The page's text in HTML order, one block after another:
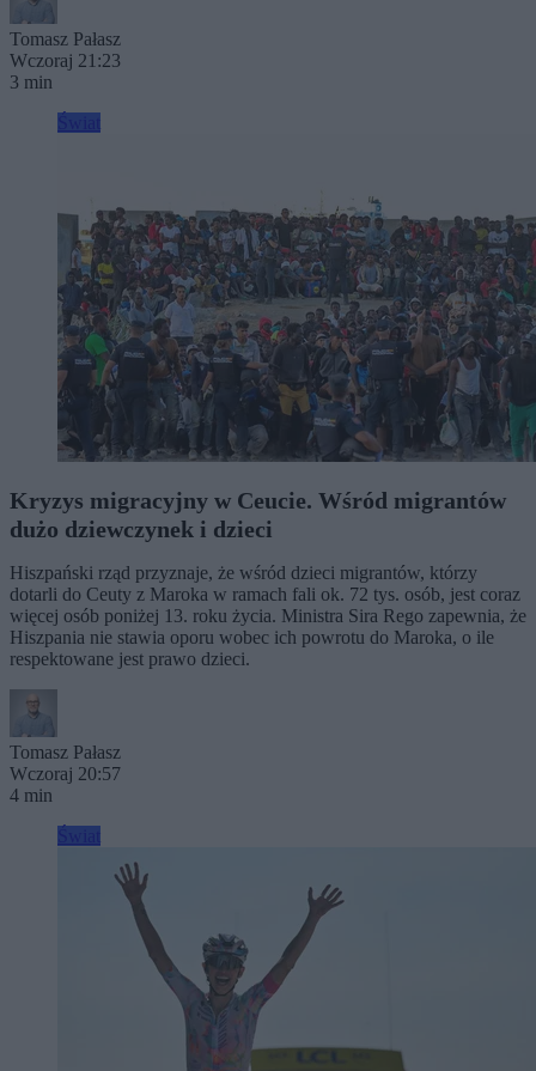
Tomasz Pałasz
Wczoraj 21:23
3 min
Kryzys migracyjny w Ceucie. Wśród migrantów
dużo dziewczynek i dzieci
Hiszpański rząd przyznaje, że wśród dzieci migrantów, którzy
dotarli do Ceuty z Maroka w ramach fali ok. 72 tys. osób, jest coraz
więcej osób poniżej 13. roku życia. Ministra Sira Rego zapewnia, że
Hiszpania nie stawia oporu wobec ich powrotu do Maroka, o ile
respektowane jest prawo dzieci.
Tomasz Pałasz
Wczoraj 20:57
4 min